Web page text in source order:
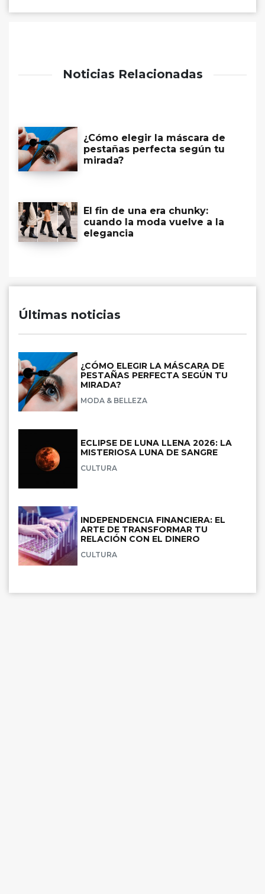
Noticias Relacionadas
¿Cómo elegir la máscara de
pestañas perfecta según tu
mirada?
El fin de una era chunky:
cuando la moda vuelve a la
elegancia
Últimas noticias
¿CÓMO ELEGIR LA MÁSCARA DE
PESTAÑAS PERFECTA SEGÚN TU
MIRADA?
MODA & BELLEZA
ECLIPSE DE LUNA LLENA 2026: LA
MISTERIOSA LUNA DE SANGRE
CULTURA
INDEPENDENCIA FINANCIERA: EL
ARTE DE TRANSFORMAR TU
RELACIÓN CON EL DINERO
CULTURA